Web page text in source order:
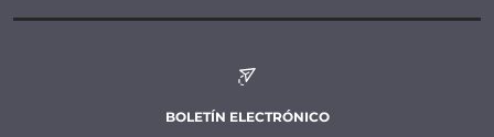
BOLETÍN ELECTRÓNICO